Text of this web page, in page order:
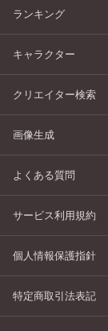
ランキング
キャラクター
クリエイター検索
画像生成
よくある質問
サービス利用規約
個人情報保護指針
特定商取引法表記